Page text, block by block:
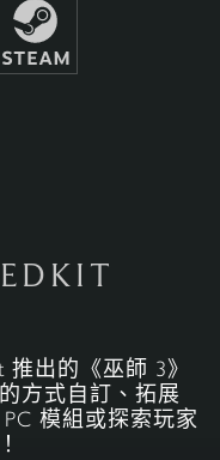
推出的《巫師 3》
方式自訂、拓展
模組或探索玩家